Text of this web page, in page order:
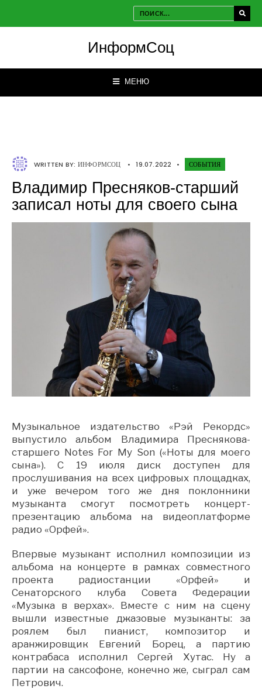
ИнформСоц
МЕНЮ
WRITTEN BY: ИНФОРМСОЦ • 19.07.2022 • СОБЫТИЯ
Владимир Пресняков-старший
записал ноты для своего сына
Музыкальное издательство «Рэй Рекордс»
выпустило альбом Владимира Преснякова-
старшего Notes For My Son («Ноты для моего
сына»). C 19 июля диск доступен для
прослушивания на всех цифровых площадках,
и уже вечером того же дня поклонники
музыканта смогут посмотреть концерт-
презентацию альбома на видеоплатформе
радио «Орфей».
Впервые музыкант исполнил композиции из
альбома на концерте в рамках совместного
проекта радиостанции «Орфей» и
Сенаторского клуба Совета Федерации
«Музыка в верхах». Вместе с ним на сцену
вышли известные джазовые музыканты: за
роялем был пианист, композитор и
аранжировщик Евгений Борец, а партию
контрабаса исполнил Сергей Хутас. Ну а
партии на саксофоне, конечно же, сыграл сам
Петрович.